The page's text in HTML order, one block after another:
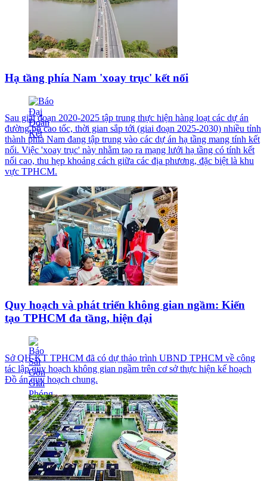
Hạ tầng phía Nam 'xoay trục' kết nối
Sau giai đoạn 2020-2025 tập trung thực hiện hàng loạt các dự án
đường bộ cao tốc, thời gian sắp tới (giai đoạn 2025-2030) nhiều tỉnh
thành phía Nam đang tập trung vào các dự án hạ tầng mang tính kết
nối. Việc 'xoay trục' này nhằm tạo ra mạng lưới hạ tầng có tính kết
nối cao, thu hẹp khoảng cách giữa các địa phương, đặc biệt là khu
vực TPHCM.
Quy hoạch và phát triển không gian ngầm: Kiến
tạo TPHCM đa tầng, hiện đại
Sở QH-KT TPHCM đã có dự thảo trình UBND TPHCM về công
tác lập quy hoạch không gian ngầm trên cơ sở thực hiện kế hoạch
Đồ án quy hoạch chung.